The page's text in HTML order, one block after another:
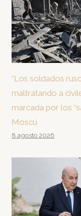
“Los soldados
maltratando a
marcada por los
Moscú
8 agosto 2026